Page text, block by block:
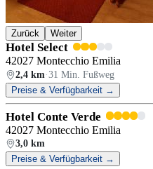
Zurück Weiter
Hotel Select
42027 Montecchio Emilia
2,4 km ·31 Min. Fußweg
Preise & Verfügbarkeit →
Hotel Conte Verde
42027 Montecchio Emilia
3,0 km
Preise & Verfügbarkeit →